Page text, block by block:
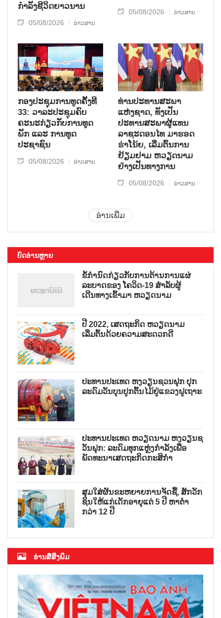
ກຳລັງຊີວິດຍາວນານ
05/08/2026 ຂ່າວສານ
05/08/2026 ຂ່າວສານ
ກອງປະຊຸມການທູດຄັ້ງທີ
33: ວາລະປະຊຸມຄົບ
ຄະນະກ່ຽວກັບການທູດ
ພັກ ແລະ ການທູດ
ປະຊາຊົນ
05/08/2026 ຂ່າວສານ
ທ່ານປະທານສະພາ
ແຫ່ງຊາດ, ທັງເປັນ
ປະທານສະພາຜູ້ແທນ
ລາຊະດອນໄທ ມາຮອດ
ຮ່າໂນ້ຍ, ເລີ່ມຕົ້ນການ
ຢ້ຽມຢາມ ຫວຽດນາມ
ຢ່າງເປັນທາງການ
05/08/2026 ຂ່າວສານ
ອ່ານເພີ່ມ
ບົດອ່ານຫຼາຍ
ຂໍ້ກຳນົດກ່ຽວກັບການຕ້ານການແຜ່
ລະບາດຂອງ ໂຄວິດ-19 ສຳລັບຜູ້
ເດີນທາງເຂົ້າມາ ຫວຽດນາມ
ປີ 2022, ເສດຖະກິດ ຫວຽດນາມ
ເລີ່ມຕົ້ນດ້ວຍຄວາມສະດວກດີ
ປະທານປະເທດ ຫງວຽນຊວນຟຸກ ປຸກ
ລະດົມວັນບຸນປູກຕົ້ນໄມ້ຢູ່ແຂວງຝູເຖາະ
ປະທານປະເທດ ຫວຽດນາມ ຫງວຽນຊ
ວັນຟຸກ: ລະດົມທຸກແຫຼ່ງກຳລັງເພື່ອ
ພັດທະນາເສດຖະກິດກະສິກຳ
ສຸມໃສ່ຜັນຂະຫຍາຍການຈັດຊື້, ສັກວັກ
ຊິນໃຫ້ແກ່ເດັກອາຍຸແຕ່ 5 ປີ ຫາຕ່ຳ
ກວ່າ 12 ປີ
ອ່ານສື່ສິ່ງພິມ